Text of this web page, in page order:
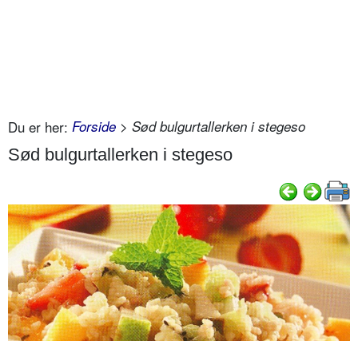
Du er her: Forside > Sød bulgurtallerken i stegeso
Sød bulgurtallerken i stegeso